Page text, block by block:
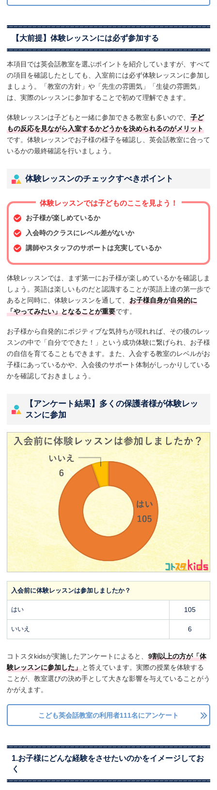
【大前提】体験レッスンには必ず参加する
本項目では英会話教室を選ぶポイントを紹介していますが、すべて
の項目を確認したとしても、入室前には必ず体験レッスンに参加し
ましょう。「教室の方針」や「先生の雰囲気」「生徒の雰囲気」
は、実際のレッスンに参加することで初めて理解できます。
体験レッスンは子どもと一緒に参加できる教室も多いので、 子ど
もの反応を見ながら入室するかどうかを決められるのがメリット
です。体験レッスンでお子様の様子を確認し、英会話教室に合って
いるかの最終確認を行いましょう。
体験レッスンのチェックすべきポイント
体験レッスンでは子どものここを見よう！
お子様が楽しめているか
入会時のクラスにレベル差がないか
講師やスタッフのサポートは充実しているか
体験レッスンでは、まず第一にお子様が楽しめているかを確認しま
しょう。英語は楽しいものだと認識することが英語上達の第一歩で
あると同時に、体験レッスンを通して、 お子様自身が自発的に
「やってみたい」となることが重要です。
お子様から自発的にポジティブな気持ちが現れれば、その後のレッ
スンの中で「自分でできた！」という成功体験に繋げられ、お子様
の自信を育てることもできます。また、入会する教室のレベルがお
子様にあっているかや、入会後のサポート体制がしっかりしている
かを確認しておきましょう。
【アンケート結果】多くの保護者様が体験レッ
スンに参加
入会前に体験レッスンは参加しましたか？
はい 105
いいえ 6
コトスタkidsが実施したアンケートによると、 9割以上の方が「体
験レッスンに参加した」と答えています。実際の授業を体験する
ことが、教室選びの決め手として大きな影響を与えていることがう
かがえます。
こども英会話教室の利用者111名にアンケート
1.お子様にどんな経験をさせたいのかをイメージしてお
く